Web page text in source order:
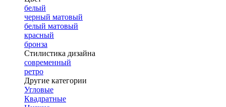
белый
черный матовый
белый матовый
красный
бронза
Стилистика дизайна
современный
ретро
Другие категории
Угловые
Квадратные